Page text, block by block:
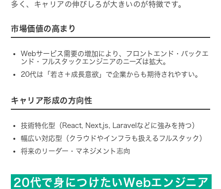
多く、キャリアの伸びしろが大きいのが特徴です。
市場価値の高まり
Webサービス需要の増加により、フロントエンド・バックエ
ンド・フルスタックエンジニアのニーズは拡大。
20代は「若さ＋成長意欲」で企業からも期待されやすい。
キャリア形成の方向性
技術特化型（React, Next.js, Laravelなどに強みを持つ）
幅広い対応型（クラウドやインフラも扱えるフルスタック）
将来のリーダー・マネジメント志向
20代で身につけたいWebエンジニア